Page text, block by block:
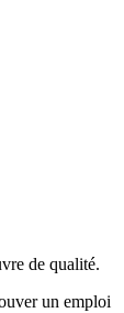
de qualité.
un emploi